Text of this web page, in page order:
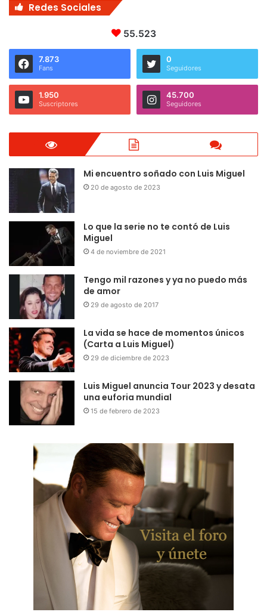
Redes Sociales
55.523
7.873
Fans
0
Seguidores
1.950
Suscriptores
45.700
Seguidores
Mi encuentro soñado con Luis Miguel
20 de agosto de 2023
Lo que la serie no te contó de Luis
Miguel
4 de noviembre de 2021
Tengo mil razones y ya no puedo más
de amor
29 de agosto de 2017
La vida se hace de momentos únicos
(Carta a Luis Miguel)
29 de diciembre de 2023
Luis Miguel anuncia Tour 2023 y desata
una euforia mundial
15 de febrero de 2023